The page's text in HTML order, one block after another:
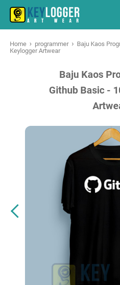
Home › programmer › Baju Kaos
Keylogger Artwear
Baju Kaos
Github Basic -